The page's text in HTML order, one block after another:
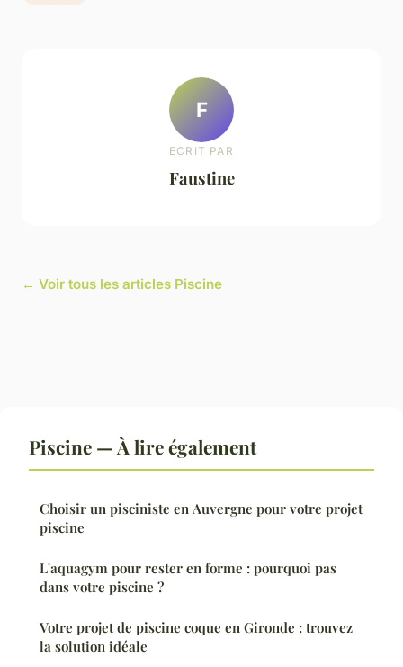
F
ECRIT PAR
Faustine
← Voir tous les articles Piscine
Piscine — À lire également
Choisir un pisciniste en Auvergne pour votre projet
piscine
L'aquagym pour rester en forme : pourquoi pas
dans votre piscine ?
Votre projet de piscine coque en Gironde : trouvez
la solution idéale